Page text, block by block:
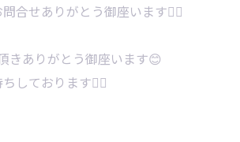
合せありがとう御座います🙇‍♂️
きありがとう御座います😊
しております🙇‍♂️